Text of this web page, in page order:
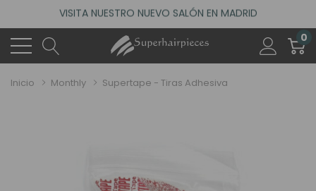
ACCEDE A NUESTROS DESCUENTOS DE BIENVENIDA
4.6
(485 reseñas)
VISITA NUESTRO NUEVO SALÓN EN MADRID
ACCEDE A NUESTROS DESCUENTOS DE BIENVENIDA
0
Inicio Monthly Supertape - Tiras Adhesiva